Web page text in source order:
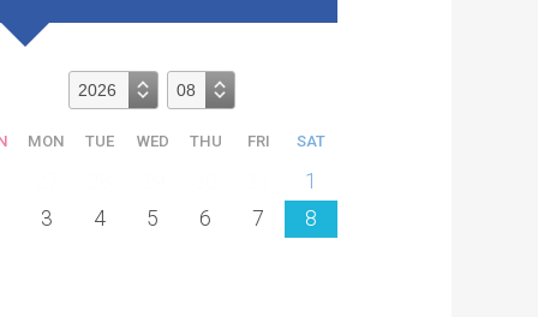
学前・授業料等) 出身生徒データ
保育コース
MON TUE WED THU FRI SAT
1
3 4 5 6 7 8